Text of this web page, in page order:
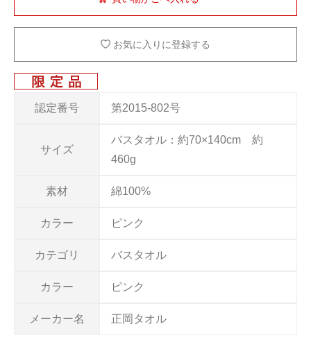
認定番号 第2015-802号
サイズ
バスタオル：約70×140cm 約
460g
素材 綿100%
カラー ピンク
カテゴリ バスタオル
カラー ピンク
メーカー名 正岡タオル
お気に入りに登録する